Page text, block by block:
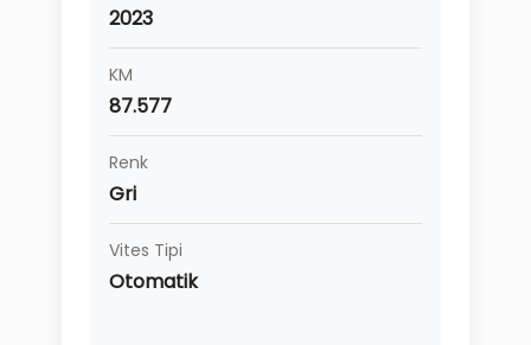
2023
KM
87.577
Renk
Gri
Vites Tipi
Otomatik